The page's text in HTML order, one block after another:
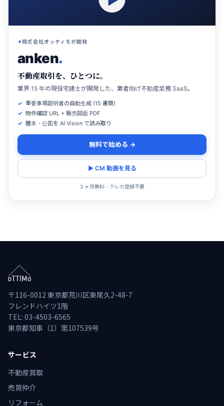
株式会社オッティモが開発
anken.
不動産取引を、ひとつに。
業界 15 年の現役宅建士が開発した、業者向け不動産業務 SaaS。
重要事項説明書の自動生成 (15 書類)
物件確認 URL + 販売図面 PDF
謄本・公図を AI Vision で読み取り
無料で始める →
▶ CM 動画を見る
3 ヶ月無料・クレカ登録不要
〒116-0012 東京都荒川区東尾久2-48-7
フレンドハイツ1階
TEL: 03-4503-6565
東京都知事（1）第107539号
サービス
不動産買取
売買仲介
リフォーム